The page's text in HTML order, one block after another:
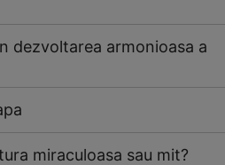
dezvoltarea armonioasa a
miraculoasa sau mit?